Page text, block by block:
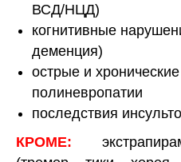
ВСД/НЦД)
когнитивные
деменция)
острые и
полиневропатии
последствия
КРОМЕ: